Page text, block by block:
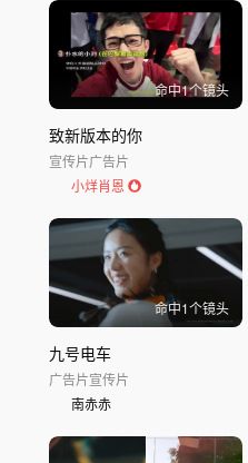
命中1个镜头
致新版本的你
宣传片广告片
小烊肖恩
命中1个镜头
九号电车
广告片宣传片
南赤赤